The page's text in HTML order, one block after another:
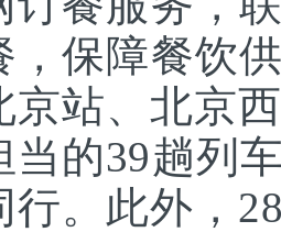
，保障餐饮
京站、北京
当的39趟列
行。此外，